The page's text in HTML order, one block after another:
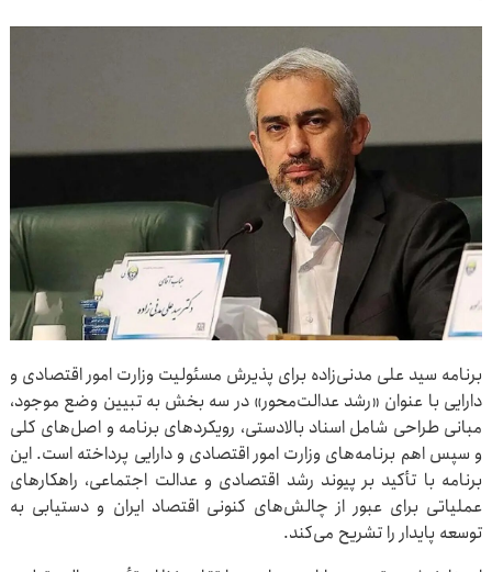
برنامه سید علی مدنی‌زاده برای پذیرش مسئولیت وزارت امور اقتصادی و
دارایی با عنوان «رشد عدالت‌محور» در سه بخش به تبیین وضع موجود،
مبانی طراحی شامل اسناد بالادستی، رویکردهای برنامه و اصل‌های کلی
و سپس اهم برنامه‌های وزارت امور اقتصادی و دارایی پرداخته است. این
برنامه با تأکید بر پیوند رشد اقتصادی و عدالت اجتماعی، راهکارهای
عملیاتی برای عبور از چالش‌های کنونی اقتصاد ایران و دستیابی به
توسعه پایدار را تشریح می‌کند.